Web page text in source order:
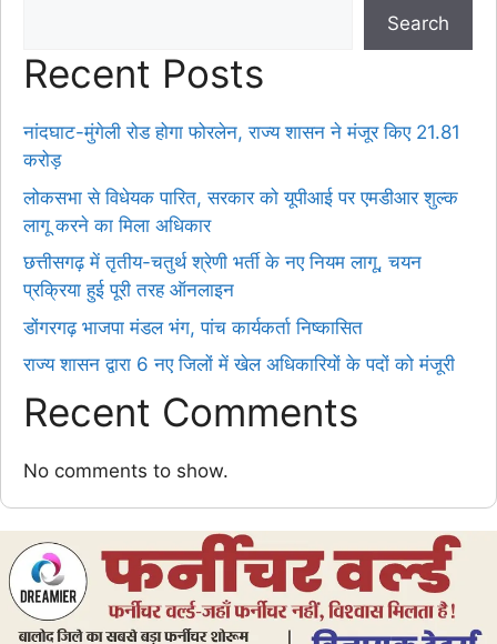
Search
Recent Posts
नांदघाट-मुंगेली रोड होगा फोरलेन, राज्य शासन ने मंजूर किए 21.81
करोड़
लोकसभा से विधेयक पारित, सरकार को यूपीआई पर एमडीआर शुल्क
लागू करने का मिला अधिकार
छत्तीसगढ़ में तृतीय-चतुर्थ श्रेणी भर्ती के नए नियम लागू, चयन
प्रक्रिया हुई पूरी तरह ऑनलाइन
डोंगरगढ़ भाजपा मंडल भंग, पांच कार्यकर्ता निष्कासित
राज्य शासन द्वारा 6 नए जिलों में खेल अधिकारियों के पदों को मंजूरी
Recent Comments
No comments to show.